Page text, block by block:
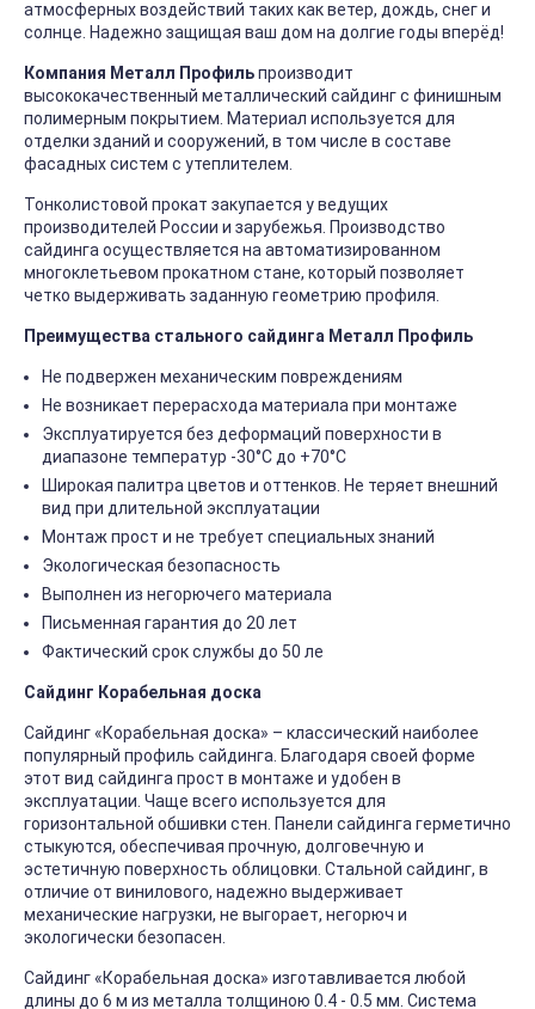
атмосферных воздействий таких как ветер, дождь, снег и
солнце. Надежно защищая ваш дом на долгие годы вперёд!
Компания Металл Профильпроизводит
высококачественный металлический сайдинг с финишным
полимерным покрытием. Материал используется для
отделки зданий и сооружений, в том числе в составе
фасадных систем с утеплителем.
Тонколистовой прокат закупается у ведущих
производителей России и зарубежья. Производство
сайдинга осуществляется на автоматизированном
многоклетьевом прокатном стане, который позволяет
четко выдерживать заданную геометрию профиля.
Преимущества стального сайдинга Металл Профиль
Не подвержен механическим повреждениям
Не возникает перерасхода материала при монтаже
Эксплуатируется без деформаций поверхности в
диапазоне температур -30°C до +70°C
Широкая палитра цветов и оттенков. Не теряет внешний
вид при длительной эксплуатации
Монтаж прост и не требует специальных знаний
Экологическая безопасность
Выполнен из негорючего материала
Письменная гарантия до 20 лет
Фактический срок службы до 50 ле
Сайдинг Корабельная доска
Сайдинг «Корабельная доска» – классический наиболее
популярный профиль сайдинга. Благодаря своей форме
этот вид сайдинга прост в монтаже и удобен в
эксплуатации. Чаще всего используется для
горизонтальной обшивки стен. Панели сайдинга герметично
стыкуются, обеспечивая прочную, долговечную и
эстетичную поверхность облицовки. Стальной сайдинг, в
отличие от винилового, надежно выдерживает
механические нагрузки, не выгорает, негорюч и
экологически безопасен.
Сайдинг «Корабельная доска» изготавливается любой
длины до 6 м из металла толщиною 0.4 - 0.5 мм. Система